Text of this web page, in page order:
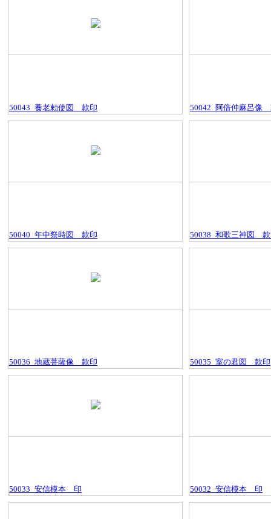
50043_養老勅使図＿款印 50042_阿倍仲麻呂像
50040_年中祭時図＿款印 50038_和歌三神図＿
50036_地蔵菩薩像＿款印 50035_室の君図＿款印
50033_安信模本＿印 50032_安信模本＿印